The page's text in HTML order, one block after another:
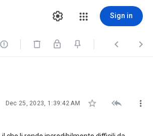
Sign in
  
Dec 25, 2023, 1:39:42 AM   